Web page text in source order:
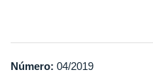
Número: 04/2019